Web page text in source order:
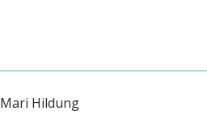
Mari Hildung